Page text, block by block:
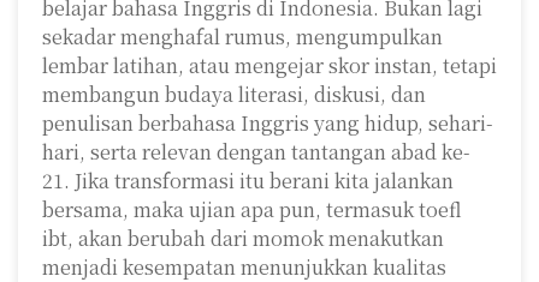
belajar bahasa Inggris di Indonesia. Bukan lagi
sekadar menghafal rumus, mengumpulkan
lembar latihan, atau mengejar skor instan, tetapi
membangun budaya literasi, diskusi, dan
penulisan berbahasa Inggris yang hidup, sehari-
hari, serta relevan dengan tantangan abad ke-
21. Jika transformasi itu berani kita jalankan
bersama, maka ujian apa pun, termasuk toefl
ibt, akan berubah dari momok menakutkan
menjadi kesempatan menunjukkan kualitas